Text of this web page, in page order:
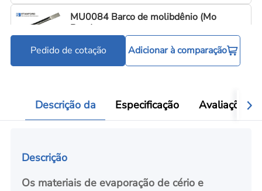
MU0084 Barco de molibdênio (Mo
Boat)
Pedido de cotação Adicionar à comparação
Descrição da Especificação Avaliações
Descrição
Os materiais de evaporação de cério e